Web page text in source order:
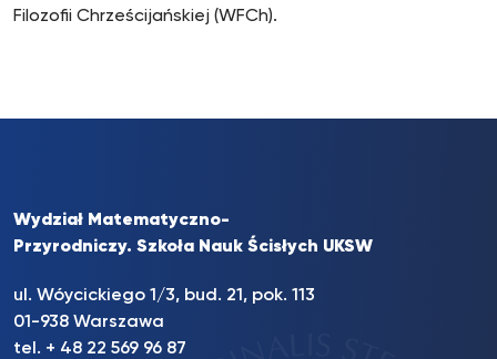
Filozofii Chrześcijańskiej (WFCh).
Wydział Matematyczno-
Przyrodniczy. Szkoła Nauk Ścisłych UKSW
ul. Wóycickiego 1/3, bud. 21, pok. 113
01-938 Warszawa
tel. + 48 22 569 96 87